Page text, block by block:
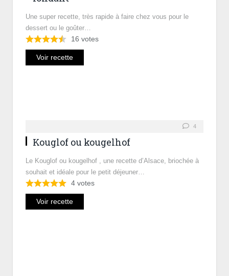
Une super recette, très rapide à faire chez vous pour le
dessert ou le goûter…
16 votes
Voir recette
4
Kouglof ou kougelhof
Le Kouglof ou kougelhof , une recette d’Alsace, briochée à
souhait et idéale pour le petit déjeuner…
4 votes
Voir recette